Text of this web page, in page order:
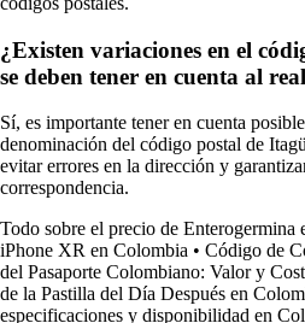
¿Existen variaciones en el
se deben tener en cuenta al
Sí, es importante tener en cuenta
denominación del código postal de
evitar errores en la dirección y
correspondencia.
Todo sobre el precio de Enterogermina
iPhone XR en Colombia • Código de
del Pasaporte Colombiano: Valor y
de la Pastilla del Día Después en
especificaciones y disponibilidad en